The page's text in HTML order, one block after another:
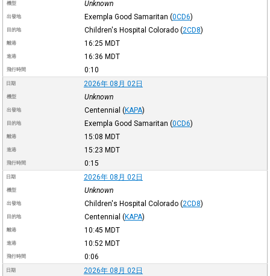
機型 Unknown
出發地 Exempla Good Samaritan (0CD6)
目的地 Children's Hospital Colorado (2CD8)
離港 16:25 MDT
進港 16:36 MDT
飛行時間 0:10
日期 2026年 08月 02日
機型 Unknown
出發地 Centennial (KAPA)
目的地 Exempla Good Samaritan (0CD6)
離港 15:08 MDT
進港 15:23 MDT
飛行時間 0:15
日期 2026年 08月 02日
機型 Unknown
出發地 Children's Hospital Colorado (2CD8)
目的地 Centennial (KAPA)
離港 10:45 MDT
進港 10:52 MDT
飛行時間 0:06
日期 2026年 08月 02日